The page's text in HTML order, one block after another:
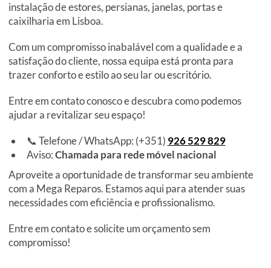
instalação de estores, persianas, janelas, portas e
caixilharia em Lisboa.
Com um compromisso inabalável com a qualidade e a
satisfação do cliente, nossa equipa está pronta para
trazer conforto e estilo ao seu lar ou escritório.
Entre em contato conosco e descubra como podemos
ajudar a revitalizar seu espaço!
📞 Telefone / WhatsApp: (+351) 926 529 829
Aviso:Chamada para rede móvel nacional
Aproveite a oportunidade de transformar seu ambiente
com a Mega Reparos. Estamos aqui para atender suas
necessidades com eficiência e profissionalismo.
Entre em contato e solicite um orçamento sem
compromisso!